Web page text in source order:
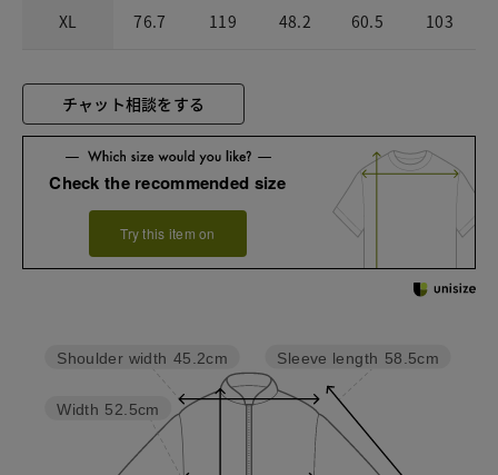
XL 76.7 119 48.2 60.5 103
チャット相談をする
Check the recommended size
Try this item on
Sleeve length 58.5cm
Width 52.5cm
Shoulder width 45.2cm